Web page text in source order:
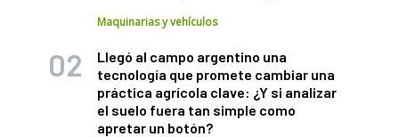
Maquinarias y vehículos
Llegó al campo argentino una
tecnología que promete cambiar una
práctica agrícola clave: ¿Y si analizar
el suelo fuera tan simple como
apretar un botón?